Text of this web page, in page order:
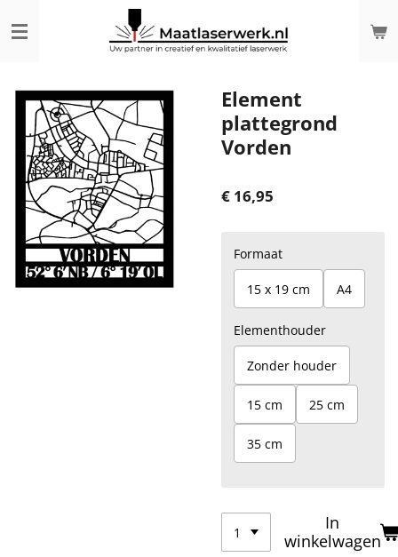
direct
hoofdinhoud
Element
plattegrond
Vorden
€ 16,95
Formaat
15 x 19 cm A4
Elementhouder
Zonder houder
15 cm 25 cm
35 cm
In
winkelwagen